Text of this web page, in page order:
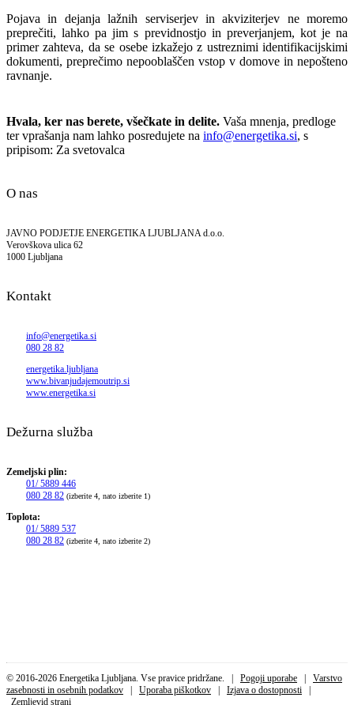
Pojava in dejanja lažnih serviserjev in akviziterjev ne moremo
preprečiti, lahko pa jim s previdnostjo in preverjanjem, kot je na
primer zahteva, da se osebe izkažejo z ustreznimi identifikacijskimi
dokumenti, preprečimo nepooblaščen vstop v domove in nepošteno
ravnanje.
Hvala, ker nas berete, všečkate in delite. Vaša mnenja, predloge
ter vprašanja nam lahko posredujete na info@energetika.si, s
pripisom: Za svetovalca
O nas
JAVNO PODJETJE ENERGETIKA LJUBLJANA d.o.o.
Verovškova ulica 62
1000 Ljubljana
Kontakt
info@energetika.si
080 28 82
energetika.ljubljana
www.bivanjudajemoutrip.si
www.energetika.si
Dežurna služba
Zemeljski plin:
01/ 5889 446
080 28 82 (izberite 4, nato izberite 1)
Toplota:
01/ 5889 537
080 28 82 (izberite 4, nato izberite 2)
© 2016-2026 Energetika Ljubljana. Vse pravice pridržane. | Pogoji uporabe
Varstvo
zasebnosti in osebnih podatkov
Uporaba piškotkov Izjava o dostopnosti
Zemljevid strani